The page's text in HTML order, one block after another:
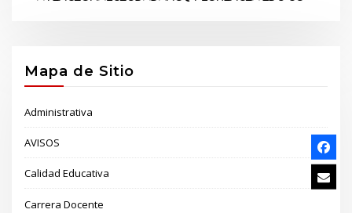
Mapa de Sitio
Administrativa
AVISOS
Calidad Educativa
Carrera Docente